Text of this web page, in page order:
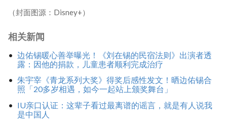
（封面图源：Disney+）
相关新闻
边佑锡暖心善举曝光！《刘在锡的民宿法则》出演者透
露：因他的捐款，儿童患者顺利完成治疗
朱宇宰《青龙系列大奖》得奖后感性发文！晒边佑锡合
照「20多岁相遇，如今一起站上颁奖舞台」
IU亲口认证：这辈子看过最离谱的谣言，就是有人说我
是中国人